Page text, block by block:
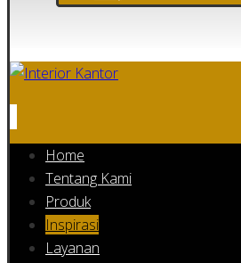
Home
Tentang Kami
Produk
Inspirasi
Layanan